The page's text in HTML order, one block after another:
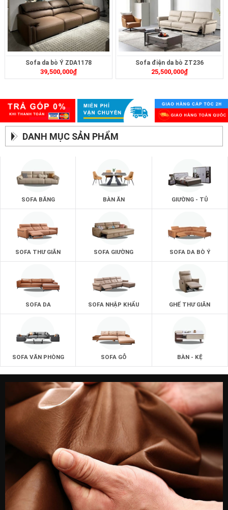
Sofa da bò Ý ZDA1178
39,500,000₫
Sofa điện da bò ZT236
25,500,000₫
DANH MỤC SẢN PHẨM
SOFA BĂNG BÀN ĂN GIƯỜNG - TỦ
SOFA THƯ GIÃN SOFA GIƯỜNG SOFA DA BÒ Ý
SOFA DA SOFA NHẬP KHẨU GHẾ THƯ GIÃN
SOFA VĂN PHÒNG SOFA GỖ BÀN - KỆ